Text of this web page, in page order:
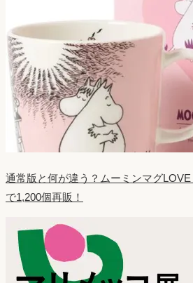
通常版と何が違う？ムーミンマグ
で1,200個再販！